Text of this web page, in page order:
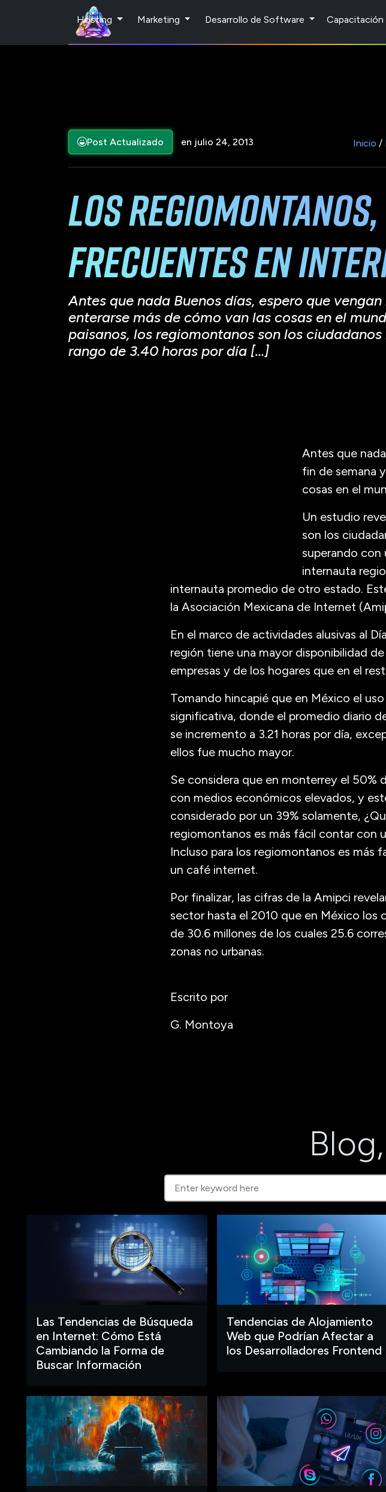
Hosting Marketing Desarrollo de Software Capacitación
Post Actualizado en julio 24, 2013 Inicio /
Los
frecuentes en
Antes que nada Buenos días, espero que
enterarse más de cómo van las cosas en el
paisanos, los regiomontanos son los
rango de 3.40 horas por día […]
Antes que
fin de semana
cosas en el
Un estudio
son los
superando con
internauta
internauta promedio de otro estado.
la Asociación Mexicana de Internet
En el marco de actividades alusivas al
región tiene una mayor disponibilidad
empresas y de los hogares que en el
Tomando hincapié que en México el
significativa, donde el promedio diario
se incremento a 3.21 horas por día,
ellos fue mucho mayor.
Se considera que en monterrey el 50%
con medios económicos elevados, y
considerado por un 39% solamente,
regiomontanos es más fácil contar con
Incluso para los regiomontanos es más
un café internet.
Por finalizar, las cifras de la Amipci
sector hasta el 2010 que en México los
de 30.6 millones de los cuales 25.6
zonas no urbanas.
Escrito por
G. Montoya
Las Tendencias de Búsqueda
en Internet: Cómo Está
Cambiando la Forma de
Buscar Información
Tendencias de Alojamiento
Web que Podrían Afectar a
los Desarrolladores Frontend